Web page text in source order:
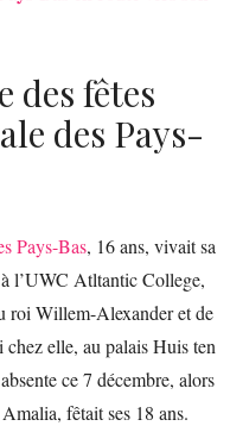
des fêtes
des Pays-
Pays-Bas, 16 ans, vivait sa
l’UWC Atltantic College,
roi Willem-Alexander et de
elle, au palais Huis ten
ce 7 décembre, alors
fêtait ses 18 ans.